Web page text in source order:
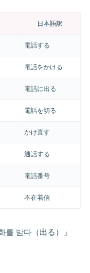
日本語訳
電話する
電話をかける
電話に出る
電話を切る
かけ直す
通話する
電話番号
不在着信
를 받다（出る）」